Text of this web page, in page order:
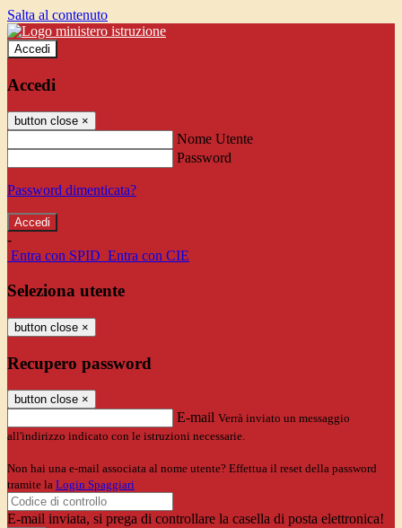
Salta al contenuto
Accedi
Accedi
button close ×
Nome Utente
Password
Password dimenticata?
-
Entra con SPID Entra con CIE
Seleziona utente
button close ×
Recupero password
button close ×
E-mail Verrà inviato un messaggio
all'indirizzo indicato con le istruzioni necessarie.
Non hai una e-mail associata al nome utente? Effettua il reset della password
tramite la Login Spaggiari
E-mail inviata, si prega di controllare la casella di posta elettronica!